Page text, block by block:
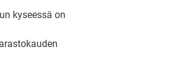
kyseessä on